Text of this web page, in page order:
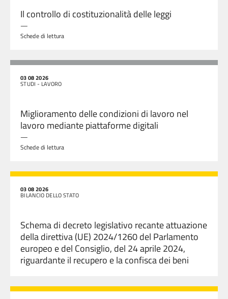
Il controllo di costituzionalità delle leggi
—
Schede di lettura
03 08 2026
STUDI - LAVORO
Miglioramento delle condizioni di lavoro nel
lavoro mediante piattaforme digitali
—
Schede di lettura
03 08 2026
BILANCIO DELLO STATO
Schema di decreto legislativo recante attuazione
della direttiva (UE) 2024/1260 del Parlamento
europeo e del Consiglio, del 24 aprile 2024,
riguardante il recupero e la confisca dei beni